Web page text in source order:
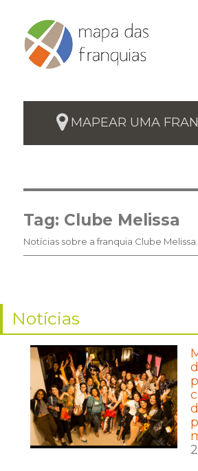
MAPEAR UMA
Tag: Clube Melissa
Notícias sobre a franquia Clube Melissa.
Notícias